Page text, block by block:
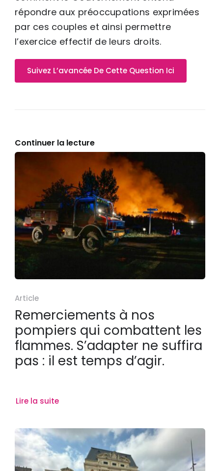
répondre aux préoccupations exprimées
par ces couples et ainsi permettre
l’exercice effectif de leurs droits.
Suivez L’avancée De Cette Question Ici
Continuer la lecture
Article
Remerciements à nos
pompiers qui combattent les
flammes. S’adapter ne suffira
pas : il est temps d’agir.
Lire la suite